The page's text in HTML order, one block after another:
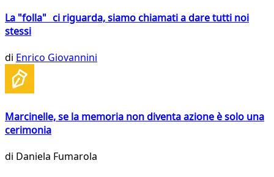
La "folla" ci riguarda, siamo chiamati a dare tutti noi
stessi
di Enrico Giovannini
Marcinelle, se la memoria non diventa azione è solo una
cerimonia
di Daniela Fumarola